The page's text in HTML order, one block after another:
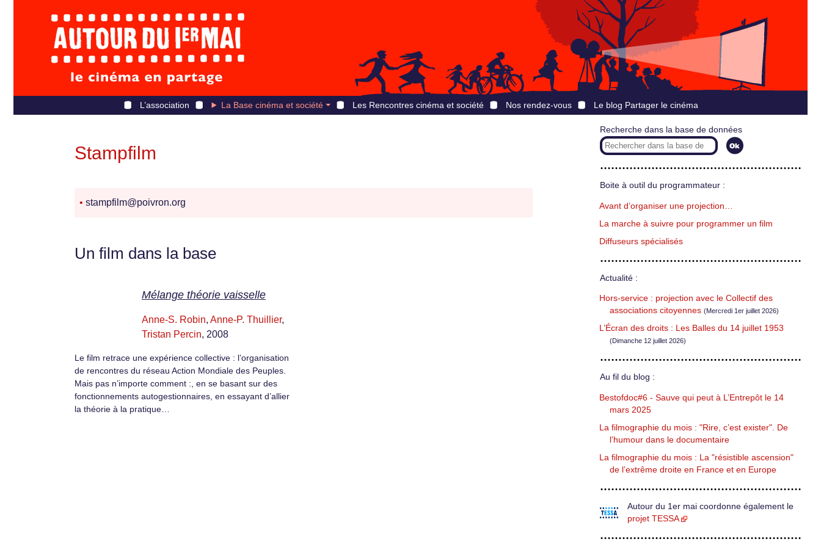
L’association La Base cinéma et société Les Rencontres cinéma et société Nos rendez-vous Le blog Partager le cinéma
Stampfilm
• stampfilm@poivron.org
Un film dans la base
Mélange théorie vaisselle
Anne-S. Robin, Anne-P. Thuillier,
Tristan Percin, 2008
Le film retrace une expérience collective : l’organisation
de rencontres du réseau Action Mondiale des Peuples.
Mais pas n’importe comment :, en se basant sur des
fonctionnements autogestionnaires, en essayant d’allier
la théorie à la pratique…
Recherche dans la base de données
Boite à outil du programmateur :
Avant d’organiser une projection…
La marche à suivre pour programmer un film
Diffuseurs spécialisés
Actualité :
Hors-service : projection avec le Collectif des
associations citoyennes (Mercredi 1er juillet 2026)
L’Écran des droits : Les Balles du 14 juillet 1953
(Dimanche 12 juillet 2026)
Au fil du blog :
Bestofdoc#6 - Sauve qui peut à L’Entrepôt le 14
mars 2025
La filmographie du mois : "Rire, c’est exister". De
l’humour dans le documentaire
La filmographie du mois : La "résistible ascension"
de l’extrême droite en France et en Europe
Autour du 1er mai coordonne également le
projet TESSA